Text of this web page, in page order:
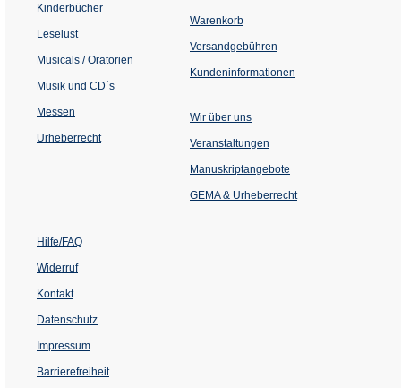
Kinderbücher
Leselust
Musicals / Oratorien
Musik und CD´s
Messen
Urheberrecht
Warenkorb
Versandgebühren
Kundeninformationen
Wir über uns
Veranstaltungen
einem
Tab)
Manuskriptangebote
GEMA & Urheberrecht
Hilfe/FAQ
Widerruf
Kontakt
Datenschutz
Impressum
Barrierefreiheit